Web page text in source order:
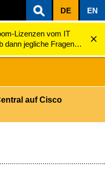
DE EN
Lizenzen vom IT
dann jegliche Fragen
mit dem Login) an
auf Cisco